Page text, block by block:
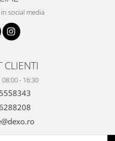
social media
CLIENTI
- 16:30